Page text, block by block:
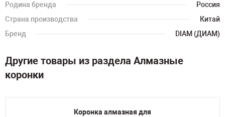
Родина бренда
Россия
Страна производства
Китай
Бренд
DIAM (ДИАМ)
Другие товары из раздела Алмазные
коронки
Коронка алмазная для